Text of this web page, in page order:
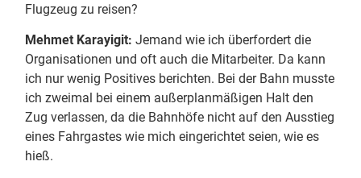
Flugzeug zu reisen?
Mehmet Karayigit: Jemand wie ich überfordert die
Organisationen und oft auch die Mitarbeiter. Da kann
ich nur wenig Positives berichten. Bei der Bahn musste
ich zweimal bei einem außerplanmäßigen Halt den
Zug verlassen, da die Bahnhöfe nicht auf den Ausstieg
eines Fahrgastes wie mich eingerichtet seien, wie es
hieß.